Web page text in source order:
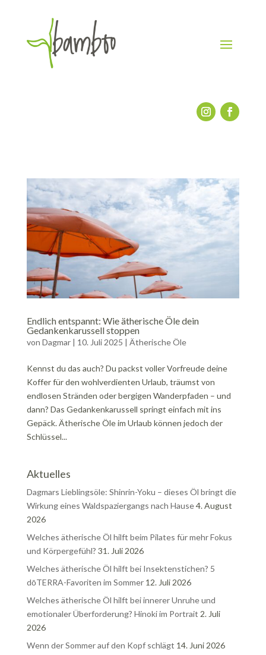
Endlich entspannt: Wie ätherische Öle dein
Gedankenkarussell stoppen
von Dagmar| 10. Juli 2025 | Ätherische Öle
Kennst du das auch? Du packst voller Vorfreude deine
Koffer für den wohlverdienten Urlaub, träumst von
endlosen Stränden oder bergigen Wanderpfaden – und
dann? Das Gedankenkarussell springt einfach mit ins
Gepäck. Ätherische Öle im Urlaub können jedoch der
Schlüssel...
Aktuelles
Dagmars Lieblingsöle: Shinrin-Yoku – dieses Öl bringt die
Wirkung eines Waldspaziergangs nach Hause4. August
2026
Welches ätherische Öl hilft beim Pilates für mehr Fokus
und Körpergefühl? 31. Juli 2026
Welches ätherische Öl hilft bei Insektenstichen? 5
dōTERRA-Favoriten im Sommer 12. Juli 2026
Welches ätherische Öl hilft bei innerer Unruhe und
emotionaler Überforderung? Hinoki im Portrait 2. Juli
2026
Wenn der Sommer auf den Kopf schlägt 14. Juni 2026